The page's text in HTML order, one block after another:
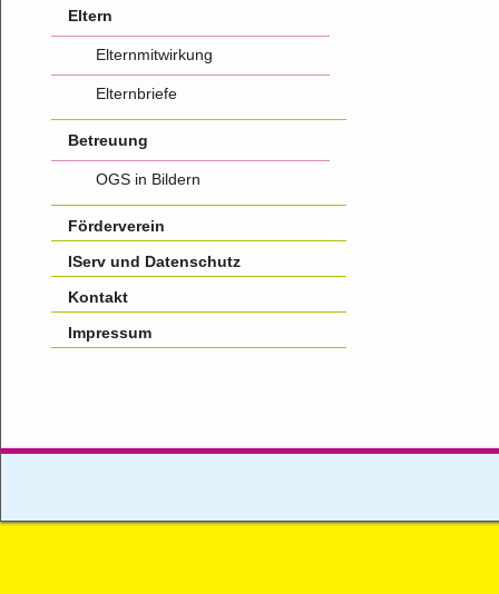
Eltern
Elternmitwirkung
Elternbriefe
Betreuung
OGS in Bildern
Förderverein
IServ und Datenschutz
Kontakt
Impressum